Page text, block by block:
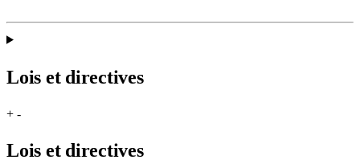
Lois et directives
+ -
Lois et directives